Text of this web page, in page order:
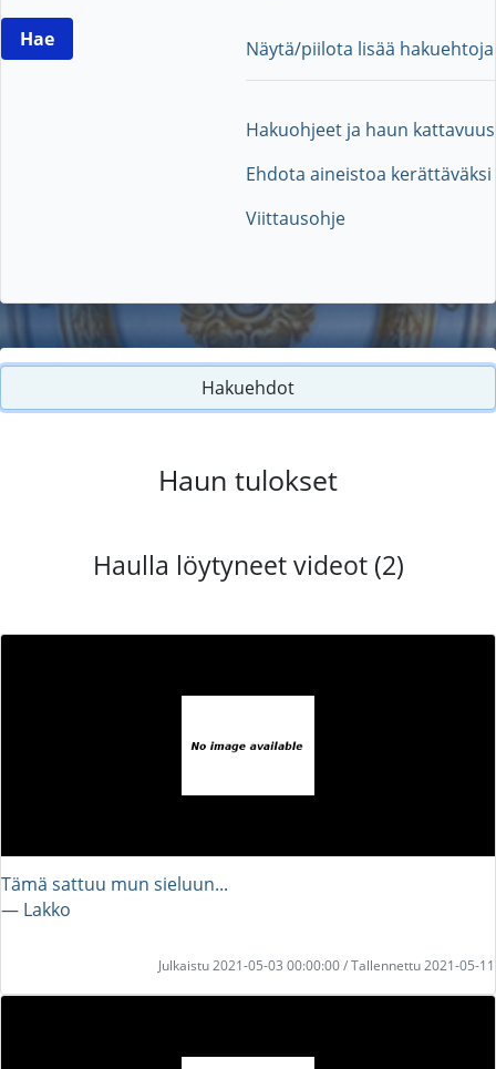
Näytä/piilota lisää hakuehtoja
Hakuohjeet ja haun kattavuus
Ehdota aineistoa kerättäväksi
Viittausohje
Hakuehdot
Haun tulokset
Haulla löytyneet videot (2)
Tämä sattuu mun sieluun...
― Lakko
Julkaistu 2021-05-03 00:00:00 / Tallennettu 2021-05-11